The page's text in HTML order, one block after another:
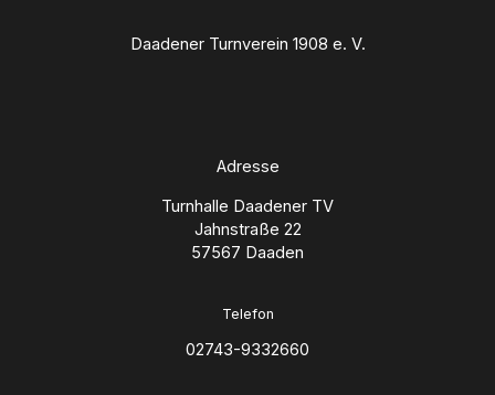
Daadener Turnverein 1908 e. V.
Adresse
Turnhalle Daadener TV
Jahnstraße 22
57567 Daaden
Telefon
02743-9332660